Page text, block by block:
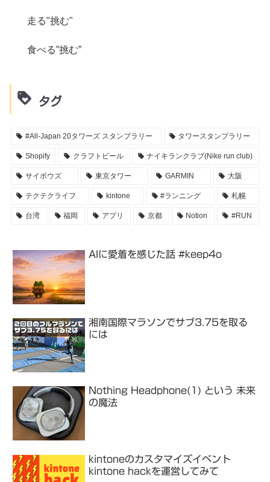
走る"挑む"
食べる”挑む”
タグ
#All-Japan 20タワーズ スタンプラリー タワースタンプラリー
Shopify クラフトビール ナイキランクラブ(Nike run club)
サイボウズ 東京タワー GARMIN 大阪
テクテクライフ kintone #ランニング 札幌
台湾 福岡 アプリ 京都 Notion #RUN
AIに愛着を感じた話 #keep4o
湘南国際マラソンでサブ3.75を取る
には
Nothing Headphone(1) という 未来
の魔法
kintoneのカスタマイズイベント
kintone hackを運営してみて